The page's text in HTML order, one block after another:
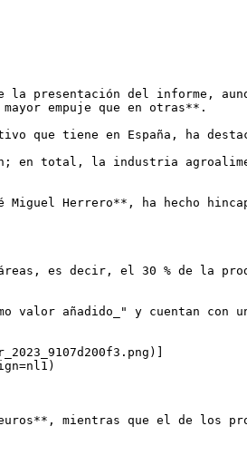
la presentación del informe,
empuje que en otras**.
tiene en España, ha
en total, la industria
Herrero**, ha hecho
es decir, el 30 % de la
añadido_" y cuentan con
mientras que el de los